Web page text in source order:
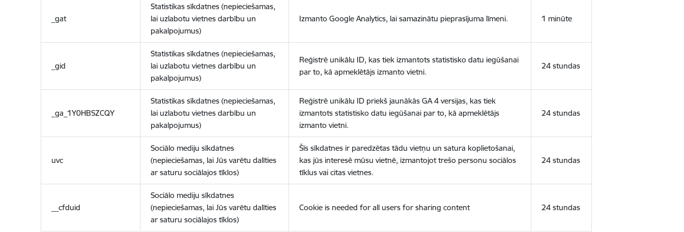
_gat
Statistikas sīkdatnes (nepieciešamas,
lai uzlabotu vietnes darbību un
pakalpojumus)
Izmanto Google Analytics, lai samazinātu pieprasījuma līmeni. 1 minūte
_gid
Statistikas sīkdatnes (nepieciešamas,
lai uzlabotu vietnes darbību un
pakalpojumus)
Reģistrē unikālu ID, kas tiek izmantots statistisko datu iegūšanai
par to, kā apmeklētājs izmanto vietni.
24 stundas
_ga_1Y0HBSZCQY
Statistikas sīkdatnes (nepieciešamas,
lai uzlabotu vietnes darbību un
pakalpojumus)
Reģistrē unikālu ID priekš jaunākās GA 4 versijas, kas tiek
izmantots statistisko datu iegūšanai par to, kā apmeklētājs
izmanto vietni.
24 stundas
uvc
Sociālo mediju sīkdatnes
(nepieciešamas, lai Jūs varētu dalīties
ar saturu sociālajos tīklos)
Šīs sīkdatnes ir paredzētas tādu vietņu un satura koplietošanai,
kas jūs interesē mūsu vietnē, izmantojot trešo personu sociālos
tīklus vai citas vietnes.
24 stundas
__cfduid
Sociālo mediju sīkdatnes
(nepieciešamas, lai Jūs varētu dalīties
ar saturu sociālajos tīklos)
Cookie is needed for all users for sharing content 24 stundas